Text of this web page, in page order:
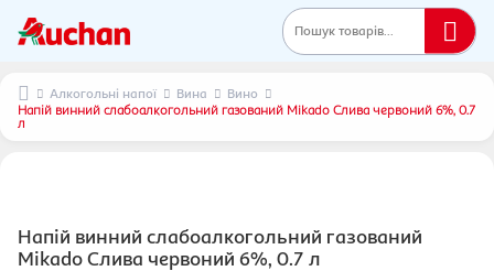
Пошук товарів...
Алкогольні напої Вина
Вино
Напій винний слабоалкогольний газований Mikado Слива червоний 6%, 0.7
л
Напій винний слабоалкогольний газований
Mikado Слива червоний 6%, 0.7 л